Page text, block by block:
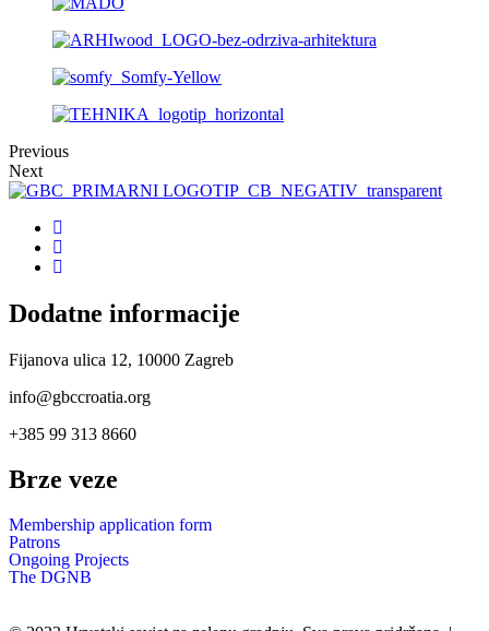
Previous
Next
Dodatne informacije
Fijanova ulica 12, 10000 Zagreb
info@gbccroatia.org
+385 99 313 8660
Brze veze
Membership application form
Patrons
Ongoing Projects
The DGNB